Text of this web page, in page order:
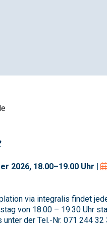
2026, 18.00–19.00 Uhr |
via integralis findet
von 18.00 – 19.30 Uhr
der Tel.-Nr. 071 244 32